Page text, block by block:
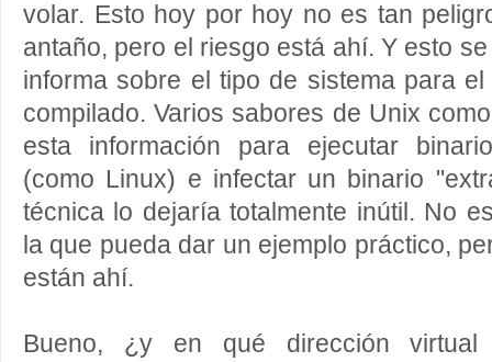
volar. Esto hoy por hoy no es tan
antaño, pero el riesgo está ahí. Y esto
informa sobre el tipo de sistema para
compilado. Varios sabores de Unix
esta información para ejecutar
(como Linux) e infectar un binario
técnica lo dejaría totalmente inútil. No
la que pueda dar un ejemplo práctico,
están ahí.
Bueno, ¿y en qué dirección virtual